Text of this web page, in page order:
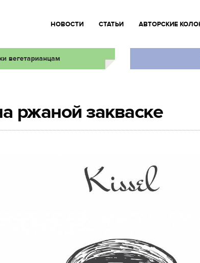
НОВОСТИ СТАТЬИ АВТОРСКИЕ
вегетарианцам
ржаной закваске